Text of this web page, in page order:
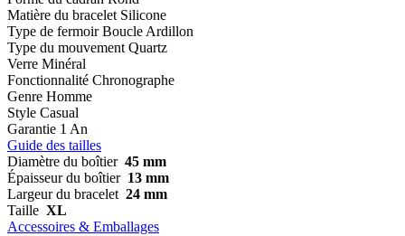
Matière du bracelet Silicone
Type de fermoir Boucle Ardillon
Type du mouvement Quartz
Verre Minéral
Fonctionnalité Chronographe
Genre Homme
Style Casual
Garantie 1 An
Guide des tailles
Diamètre du boîtier 45 mm
Épaisseur du boîtier 13 mm
Largeur du bracelet 24 mm
Taille XL
Accessoires & Emballages